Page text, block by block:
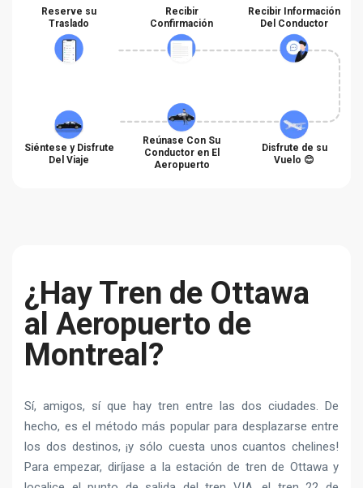
Reserve su
Traslado
Recibir
Confirmación
Recibir Información
Del Conductor
Siéntese y Disfrute
Del Viaje
Reúnase Con Su
Conductor en El
Aeropuerto
Disfrute de su
Vuelo 😊
¿Hay Tren de Ottawa
al Aeropuerto de
Montreal?
Sí, amigos, sí que hay tren entre las dos ciudades. De
hecho, es el método más popular para desplazarse entre
los dos destinos, ¡y sólo cuesta unos cuantos chelines!
Para empezar, diríjase a la estación de tren de Ottawa y